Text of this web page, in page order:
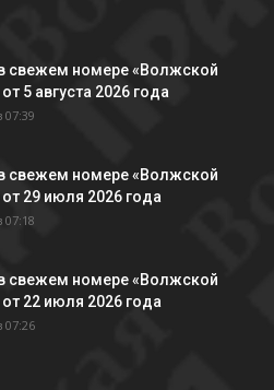
свежем номере «Волжской
5 августа 2026 года
07:39
свежем номере «Волжской
29 июля 2026 года
07:18
свежем номере «Волжской
22 июля 2026 года
07:26